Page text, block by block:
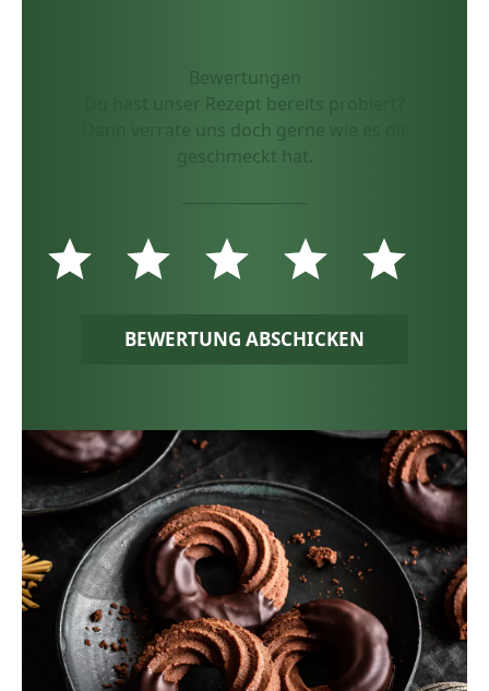
Bewertungen
Du hast unser Rezept bereits probiert?
Dann verrate uns doch gerne wie es dir
geschmeckt hat.
BEWERTUNG ABSCHICKEN